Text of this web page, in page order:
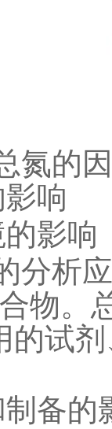
氮的
响
影响
分析
物。
的试
备的